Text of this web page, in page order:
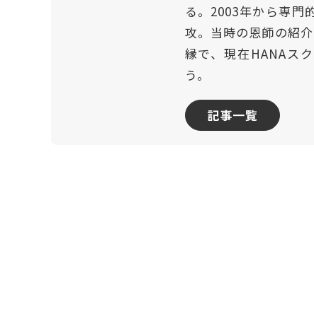
る。2003年から専門
攻。当時の恩師の紹
縁で、現在HANAス
う。
記事一覧